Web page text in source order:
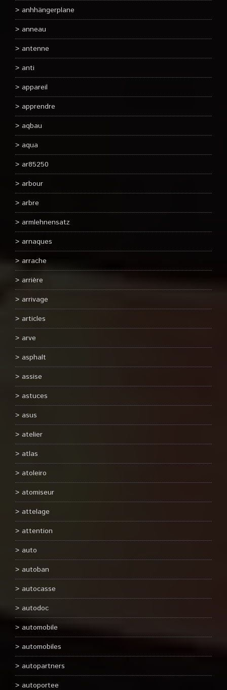
anhhängerplane
anneau
antenne
anti
appareil
apprendre
aqbau
aqua
ar85250
arbour
arbre
armlehnensatz
arnaques
arrache
arrière
arrivage
articles
arve
asphalt
assise
astuces
asus
atelier
atlas
atoleiro
atomiseur
attelage
attention
auto
autoban
autocasse
autodoc
automobile
automobiles
autopartners
autoportee